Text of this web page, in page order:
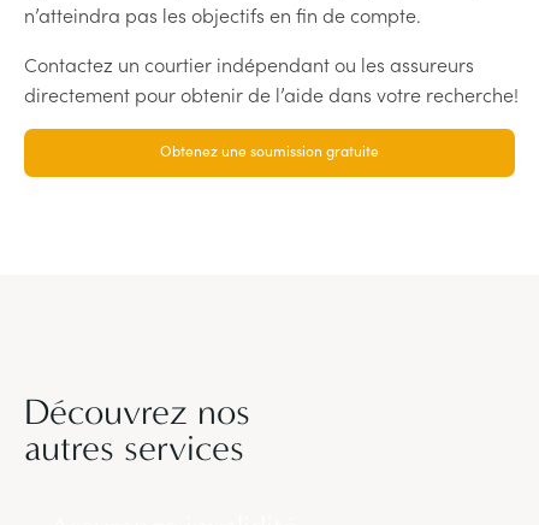
n’atteindra pas les objectifs en fin de compte.
Contactez un courtier indépendant ou les assureurs
directement pour obtenir de l’aide dans votre recherche!
Obtenez une soumission gratuite
Découvrez nos
autres services